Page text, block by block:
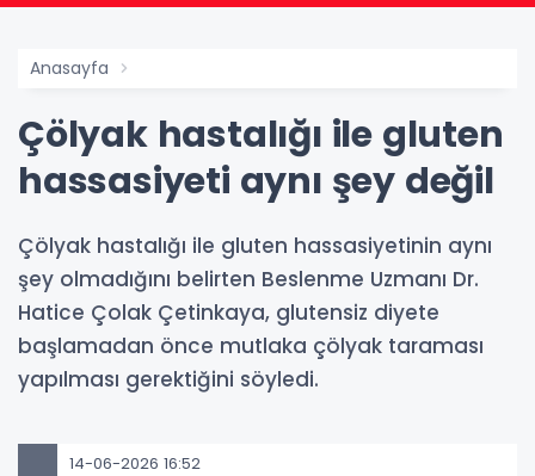
Anasayfa
Çölyak hastalığı ile gluten
hassasiyeti aynı şey değil
Çölyak hastalığı ile gluten hassasiyetinin aynı
şey olmadığını belirten Beslenme Uzmanı Dr.
Hatice Çolak Çetinkaya, glutensiz diyete
başlamadan önce mutlaka çölyak taraması
yapılması gerektiğini söyledi.
14-06-2026 16:52